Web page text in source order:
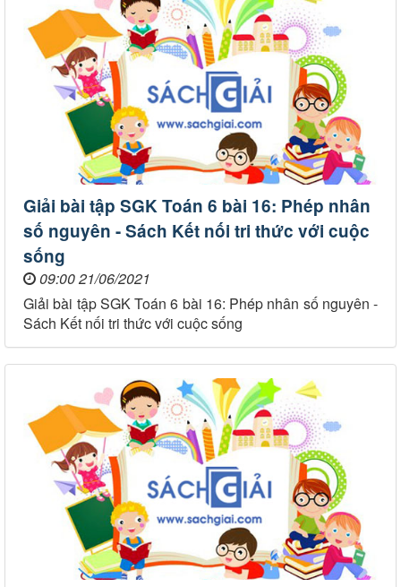
Giải bài tập SGK Toán 6 bài 16: Phép nhân
số nguyên - Sách Kết nối tri thức với cuộc
sống
09:00 21/06/2021
Giải bài tập SGK Toán 6 bài 16: Phép nhân số nguyên -
Sách Kết nối tri thức với cuộc sống